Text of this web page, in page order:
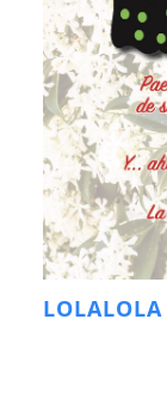
LOLALOLA